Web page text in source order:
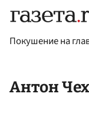
Покушение на
Антон